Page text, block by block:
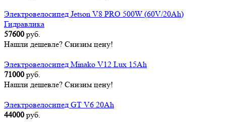
Электровелосипед Jetson V8 PRO 500W (60V/20Ah)
Гидравлика
57600 руб.
Нашли дешевле? Снизим цену!
Электровелосипед Minako V12 Lux 15Ah
71000 руб.
Нашли дешевле? Снизим цену!
Электровелосипед GT V6 20Ah
44000 руб.